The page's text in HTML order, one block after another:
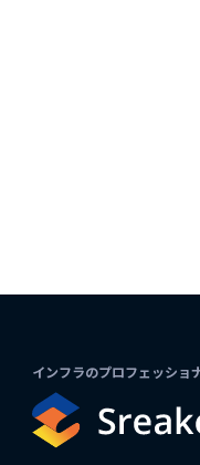
インフラのプロフェッショ